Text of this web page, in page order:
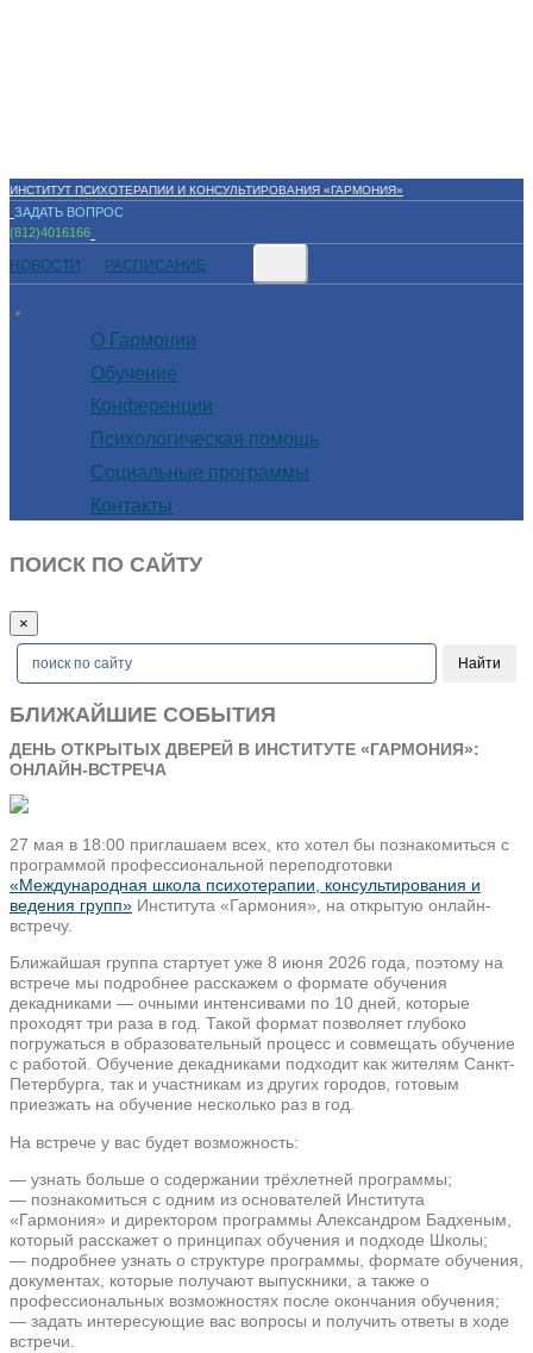
ИНСТИТУТ ПСИХОТЕРАПИИ И КОНСУЛЬТИРОВАНИЯ «ГАРМОНИЯ»
ЗАДАТЬ ВОПРОС
(812)4016166
НОВОСТИ РАСПИСАНИЕ
О Гармонии
Обучение
Конференции
Психологическая помощь
Социальные программы
Контакты
ПОИСК ПО САЙТУ
×
БЛИЖАЙШИЕ СОБЫТИЯ
ДЕНЬ ОТКРЫТЫХ ДВЕРЕЙ В ИНСТИТУТЕ «ГАРМОНИЯ»:
ОНЛАЙН-ВСТРЕЧА
27 мая в 18:00 приглашаем всех, кто хотел бы познакомиться с
программой профессиональной переподготовки
«Международная школа психотерапии, консультирования и
ведения групп» Института «Гармония», на открытую онлайн-
встречу.
Ближайшая группа стартует уже 8 июня 2026 года, поэтому на
встрече мы подробнее расскажем о формате обучения
декадниками — очными интенсивами по 10 дней, которые
проходят три раза в год. Такой формат позволяет глубоко
погружаться в образовательный процесс и совмещать обучение
с работой. Обучение декадниками подходит как жителям Санкт-
Петербурга, так и участникам из других городов, готовым
приезжать на обучение несколько раз в год.
На встрече у вас будет возможность:
— узнать больше о содержании трёхлетней программы;
— познакомиться с одним из основателей Института
«Гармония» и директором программы Александром Бадхеным,
который расскажет о принципах обучения и подходе Школы;
— подробнее узнать о структуре программы, формате обучения,
документах, которые получают выпускники, а также о
профессиональных возможностях после окончания обучения;
— задать интересующие вас вопросы и получить ответы в ходе
встречи.